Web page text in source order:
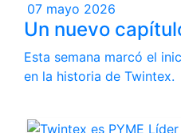
07 mayo 2026
Un nuevo
Esta semana marcó el
en la historia de Twintex.